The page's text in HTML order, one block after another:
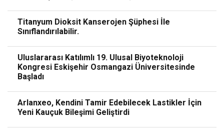
Titanyum Dioksit Kanserojen Şüphesi İle
Sınıflandırılabilir.
Uluslararası Katılımlı 19. Ulusal Biyoteknoloji
Kongresi Eskişehir Osmangazi Üniversitesinde
Başladı
Arlanxeo, Kendini Tamir Edebilecek Lastikler İçin
Yeni Kauçuk Bileşimi Geliştirdi